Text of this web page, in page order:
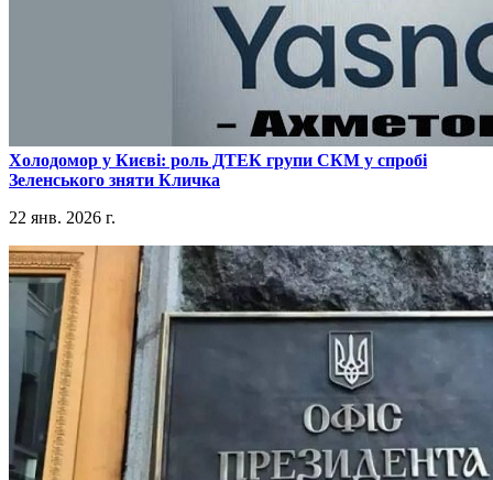
​Холодомор у Києві: роль ДТЕК групи СКМ у спробі
Зеленського зняти Кличка
22 янв. 2026 г.